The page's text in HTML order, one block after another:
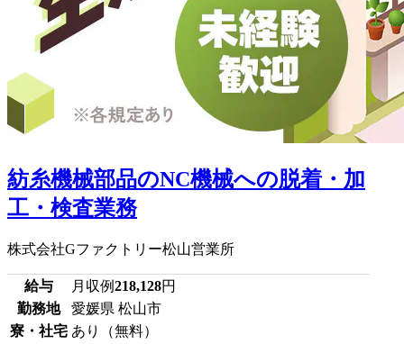
紡糸機械部品のNC機械への脱着・加
工・検査業務
株式会社Gファクトリー松山営業所
給与 月収例218,128円
勤務地
愛媛県 松山市
寮・社宅 あり（無料）